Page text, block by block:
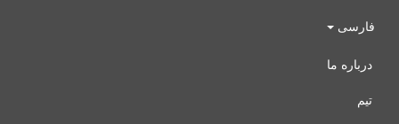
فارسی
درباره ما
تیم